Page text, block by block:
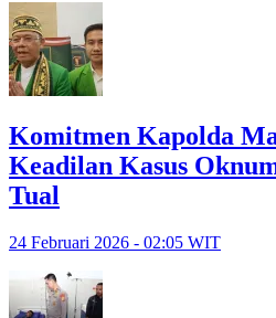
Komitmen Kapolda
Keadilan Kasus
Tual
24 Februari 2026 - 02:05 WIT